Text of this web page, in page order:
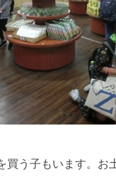
買う子もいます。